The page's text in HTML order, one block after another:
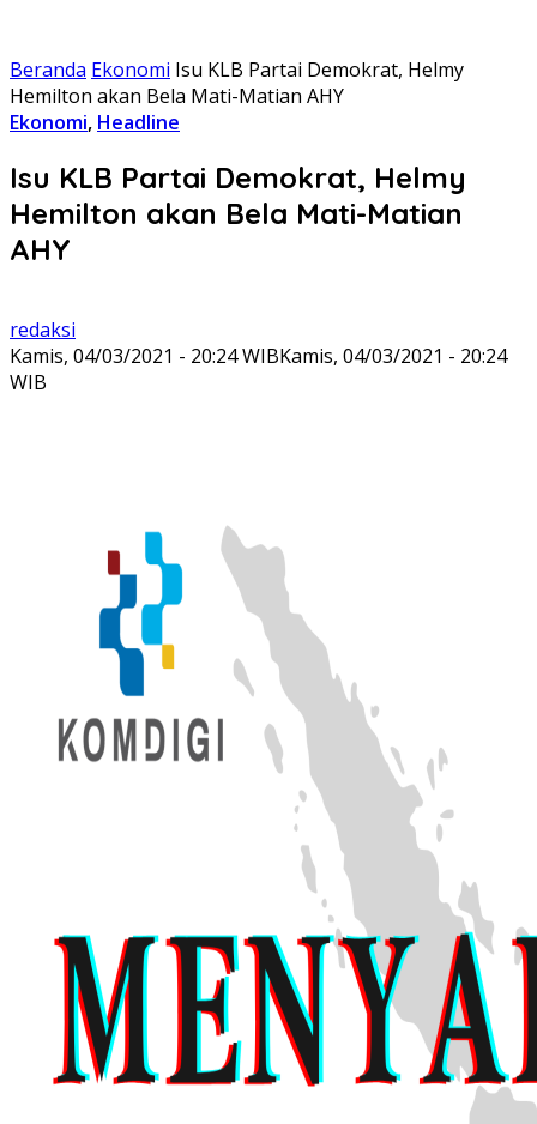
Beranda Ekonomi Isu KLB Partai Demokrat, Helmy
Hemilton akan Bela Mati-Matian AHY
Ekonomi, Headline
Isu KLB Partai Demokrat, Helmy
Hemilton akan Bela Mati-Matian
AHY
redaksi
Kamis, 04/03/2021 - 20:24 WIBKamis, 04/03/2021 - 20:24
WIB